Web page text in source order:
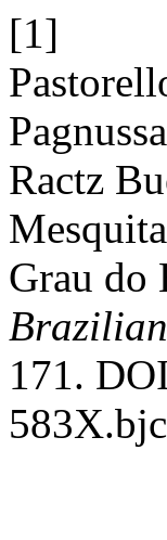
[1]
Ractz
Grau do
171.